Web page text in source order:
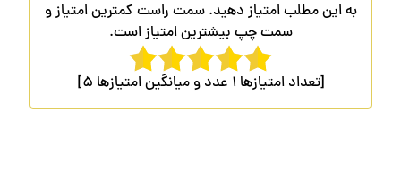
به این مطلب امتیاز دهید. سمت راست کمترین امتیاز و
سمت چپ بیشترین امتیاز است.
[تعداد امتیازها 1 عدد و میانگین امتیازها 5
]